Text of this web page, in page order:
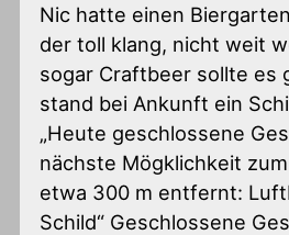
Nic hatte einen
der toll klang, nicht weit
sogar Craftbeer sollte es
stand bei Ankunft ein
„Heute geschlossene
nächste Mögklichkeit
etwa 300 m entfernt:
Schild“ Geschlossene